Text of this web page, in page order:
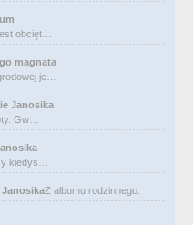
obcięt…
magnata
je…
Janosika
Gw…
kiedyś…
Z albumu rodzinnego.